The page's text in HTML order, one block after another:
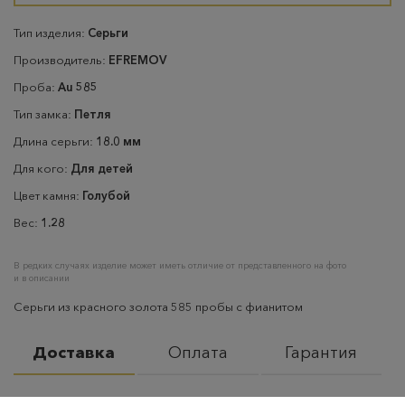
Тип изделия: Серьги
Производитель: EFREMOV
Проба: Au 585
Тип замка: Петля
Длина серьги: 18.0 мм
Для кого: Для детей
Цвет камня: Голубой
Вес: 1.28
В редких случаях изделие может иметь отличие от представленного на фото
и в описании
Серьги из красного золота 585 пробы с фианитом
Доставка Оплата Гарантия
Самовывоз– бесплатно